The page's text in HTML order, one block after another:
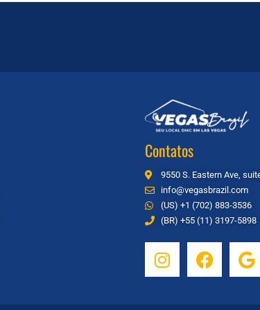
Contatos
9550 S. Eastern Ave,
info@vegasbrazil.com
(US) +1 (702) 883-3536
(BR) +55 (11) 3197-5898